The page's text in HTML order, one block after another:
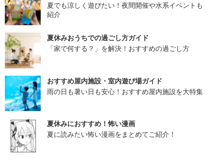
夏でも涼しく遊びたい！夜間開催や水系イベントも
紹介
夏休みおうちでの過ごし方ガイド
「家で何する？」を解決！おすすめの過ごし方
おすすめ屋内施設・室内遊び場ガイド
雨の日も暑い日も安心！おすすめ屋内施設を大特集
夏休みにおすすめ！怖い漫画
夏に読みたい怖い漫画をまとめてご紹介！